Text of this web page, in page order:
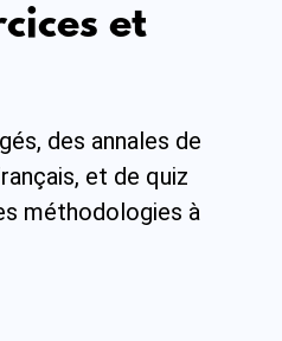
et
des annales de
et de quiz
méthodologies à